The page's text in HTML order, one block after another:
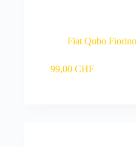
Fiat Qubo
99,00 CHF